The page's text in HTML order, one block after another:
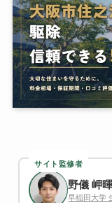
サイト監修者
野儀 岬暉
早稲田大学